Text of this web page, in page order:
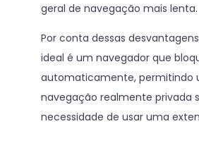
geral de navegação mais lenta.
Por conta dessas
ideal é um navegador que
automaticamente, permitindo
navegação realmente privada
necessidade de usar uma